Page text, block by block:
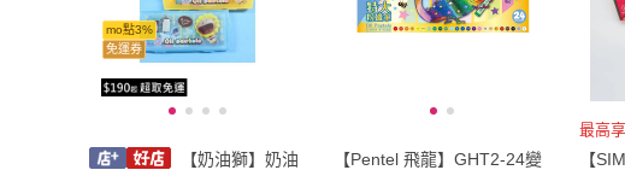
mo點3%
免運券
【奶油獅】奶油
【Pentel 飛龍】GHT2-24變
最高
【